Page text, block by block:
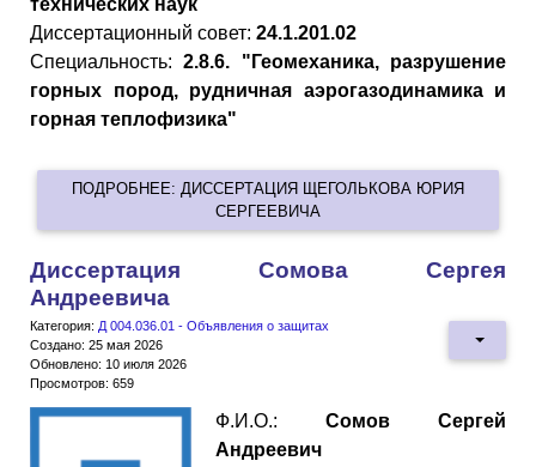
Диссертационный совет: 24.1.201.02
Специальность:2.8.6. "Геомеханика, разрушение
горных пород, рудничная аэрогазодинамика и
горная теплофизика"
ПОДРОБНЕЕ: ДИССЕРТАЦИЯ ЩЕГОЛЬКОВА ЮРИЯ
СЕРГЕЕВИЧА
Диссертация Сомова Сергея
Андреевича
Категория: Д 004.036.01 - Объявления о защитах
Создано: 25 мая 2026
Обновлено: 10 июля 2026
Просмотров: 659
Ф.И.О.: Сомов Сергей
Андреевич